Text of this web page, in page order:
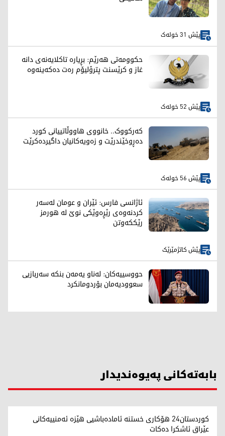
پێش 31 خولەک
حکوومەتی هەرێم: بڕیارە تاکلایەنەی دانە
غاز و کرێسنت پترۆلیۆم رەت دەکەینەوە
پێش 52 خولەک
کەرکووک.. خانووی هاووڵاتییانی کورد
دەڕوخێندرێت و زەویەکانیان داگیردەکرێت
پێش 56 خولەک
ئاژانسی فارس: ئێران و عومان لەسەر
کردنەوەی رێڕەوێکی نوێ لە هورمز
رێککەوتن
پێش کاتژمێرێک
حووسییەکان: لەناو یەمەن بنکە سەربازیی
سعوودیەمان بۆردومانکرد
بابەتەکانی پەیوەندیدار
کوردستان24 هۆکاری خستنە ئامادەباشیی هێزە ئەمنییەکانی
عێراق ئاشکرا دەکات